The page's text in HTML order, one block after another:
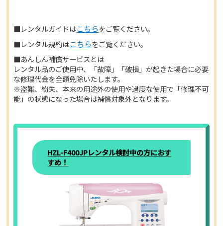
■レンタルガイドはこちらをご覧ください。
■レンタル規約はこちらをご覧ください。
■あんしん補償サービスとは
レンタル品のご使用中、「故障」「破損」が起きた場合に必要
な修理代金を全額免除いたします。
※盗難、紛失、本来の用途外の使用や過度な使用で「修理不可
能」の状態になった場合は補償対象外となります。
HZL-F400JPレンタル検討中の方におす
すめ！